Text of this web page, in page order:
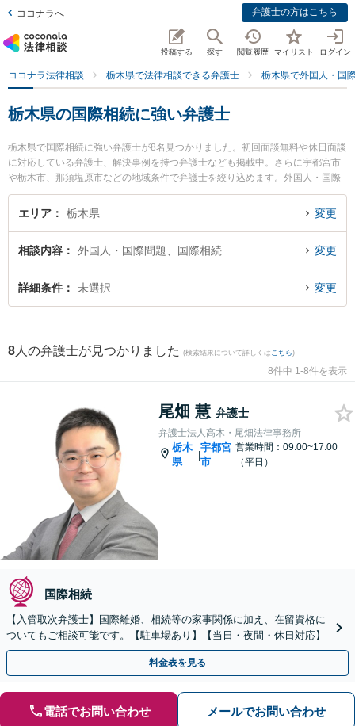
ココナラへ 弁護士の方はこちら
投稿する 探す 閲覧履歴 マイリスト ログイン
ココナラ法律相談 栃木県で法律相談できる弁護士 栃木県で外国人・国
栃木県の国際相続に強い弁護士
栃木県で国際相続に強い弁護士が8名見つかりました。初回面談無料や休日面談
に対応している弁護士、解決事例を持つ弁護士なども掲載中。さらに宇都宮市
や栃木市、那須塩原市などの地域条件で弁護士を絞り込めます。外国人・国際
問題に関係する国際離婚やハーグ条約、国際結婚等の細かな分野での絞り込み
検索もでき便利です。特に弁護士法人高木・尾畑法律事務所の尾畑 慧弁護士や
『栃木県で土日や夜間に発生した国際相続のトラブルを今すぐに弁護士に相談
したい』『国際相続のトラブル解決の実績豊富な近くの弁護士を検索したい』
『初回相談無料で国際相続を法律相談できる栃木県内の弁護士に相談予約した
エリア 栃木県 変更
相談内容 外国人・国際問題、国際相続 変更
詳細条件 未選択 変更
8 人の弁護士が見つかりました (検索結果について詳しくは こちら)
8件中 1-8件を表示
尾畑 慧 弁護士
弁護士法人高木・尾畑法律事務所
栃木
県
|
宇都宮
市
営業時間：09:00~17:00
（平日）
国際相続
【入管取次弁護士】国際離婚、相続等の家事関係に加え、在留資格に
ついてもご相談可能です。【駐車場あり】【当日・夜間・休日対応】
料金表を見る
電話でお問い合わせ メールでお問い合わせ